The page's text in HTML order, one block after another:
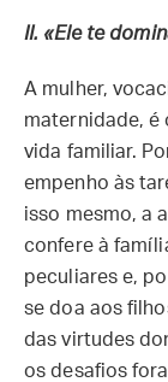
II. «Ele te
A mulher,
maternidade, é
vida familiar.
empenho às
isso mesmo, a
confere à
peculiares e,
se doa aos
das virtudes
os desafios